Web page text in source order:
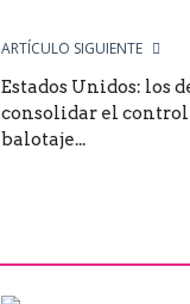
ARTÍCULO SIGUIENTE
Estados Unidos: los
consolidar el control
balotaje...